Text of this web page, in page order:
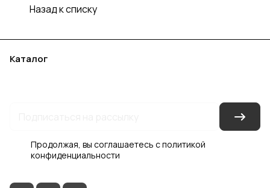
Назад к списку
Каталог
Продолжая, вы соглашаетесь сполитикой
конфиденциальности